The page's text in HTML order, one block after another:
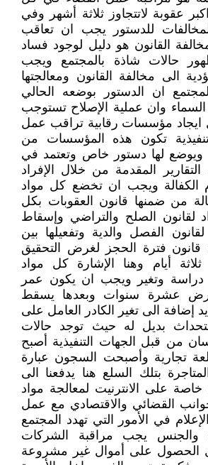
عقوبة لاتتجاوز ثلاثة أشهر وفي
للدستور يجب ان تعاقب
القانون هو دليل لوجود فساد
حالات شاذة بالمجتمع ويجب
الى مخالفة القانون ومعالجتها
ان الدستور بوضعه الحالي
وان عملية الإصلاح تستوجب
ايجاد مؤسسات رقابية تراقب عمل
تكون هذه المؤسسات من
ويوضع لها دستور خاص وتعتمد في
المقدمة من خلال الإفراد
الكفالة ويجب ان تخضع كل مواد
من ضمنها قانون العقوبات بكل
لقانون الصلح والتراضي وإسقاط
الفصل والدية وتفعيلها بين
قانون فترة الحجز لغرض التحقيق
أيام وهنا الإشارة كل مواد
دراسة وتغير ويجب ان يكون عمر
عشرة سنوات وبعدها يسقط
إضافة الى تغير الكادر العامل على
بديل له حيث توجد حالات
من قبل الجهات التنفيذية أصبح
تجارية وأصبحت السجون عبارة
بتلك السلع هنا يدفعنا الى
على الانترنيت لمعالجة مواد
القضائي والاقتصادي مع عمل
في الأمور التي تهدد المجتمع
والجنس يجب مراقبة الشركات
الحصول على أموال غير مشروعة